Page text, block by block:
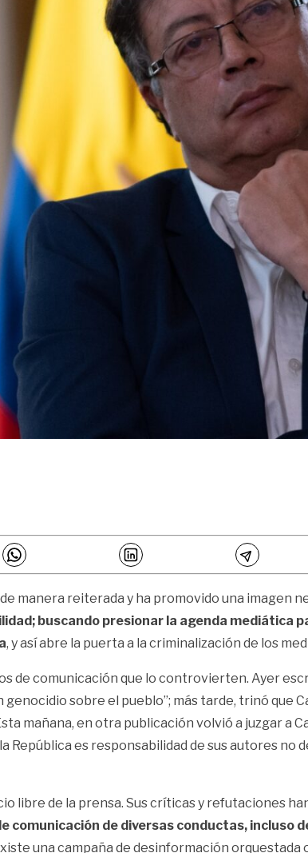
manera reiterada y ha promovido una imagen
buscando presionar la agenda mediática
, y así abre la puerta a la criminalización de los
de comunicación que lo controvierten. Ayer
sobre el pueblo”; más tarde, trinó que
mañana, en otra publicación volvió a juzgar a
República es responsabilidad de sus autores no
libre de la prensa. Sus críticas y refutaciones
comunicación de diversas conductas, incluso
una campaña de desinformación orquestada